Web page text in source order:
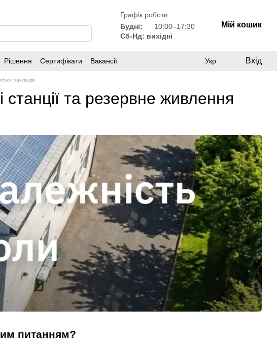
Графік роботи:
Будні:
10:00–17:30
Сб-Нд: вихідні
Мій кошик
Рішення Сертифікати Вакансії Укр Вхід
закладів
та резервне живлення
питанням?